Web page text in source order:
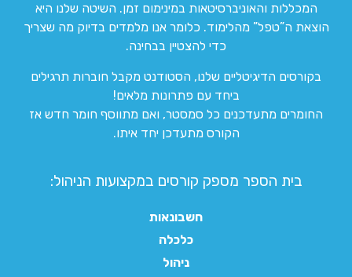
המכללות והאוניברסיטאות במינימום זמן. השיטה שלנו היא
הוצאת ה”טפל” מהלימוד. כלומר אנו מלמדים בדיוק מה שצריך
כדי להצטיין בבחינה.
בקורסים הדיגיטליים שלנו, הסטודנט מקבל חוברות תרגילים
ביחד עם פתרונות מלאים!
החומרים מתעדכנים כל סמסטר, ואם מתווסף חומר חדש אז
הקורס מתעדכן יחד איתו.
בית הספר מספק קורסים במקצועות הניהול:
חשבונאות
כלכלה
ניהול